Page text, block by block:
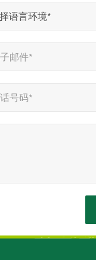
语言环境*
邮件*
号码*